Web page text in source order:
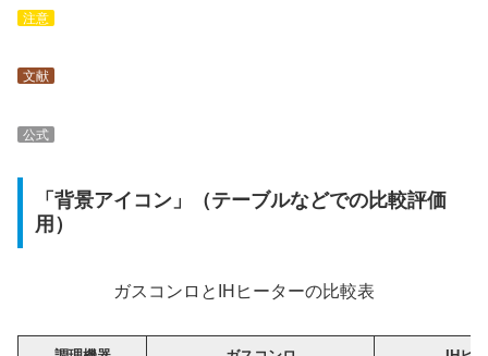
注意
文献
公式
「背景アイコン」（テーブルなどでの比較評価
用）
ガスコンロとIHヒーターの比較表